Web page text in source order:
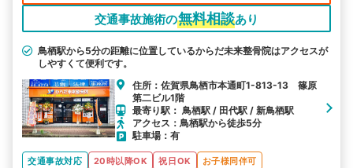
交通事故施術の無料相談あり
鳥栖駅から5分の距離に位置しているからだ未来整骨院はアクセスが
しやすくて便利です。
住所：佐賀県鳥栖市本通町1-813-13 篠原
第二ビル1階
最寄り駅： 鳥栖駅 / 田代駅 / 新鳥栖駅
アクセス：鳥栖駅から徒歩5分
駐車場：有
交通事故対応 20時以降OK 祝日OK
お子様同伴可